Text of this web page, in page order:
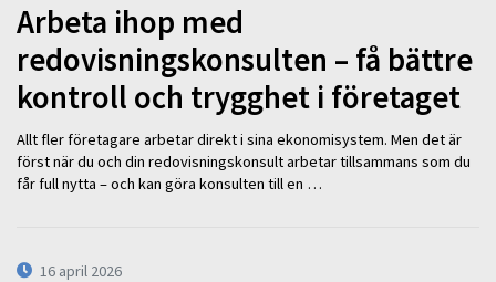
Arbeta ihop med
redovisningskonsulten – få bättre
kontroll och trygghet i företaget
Allt fler företagare arbetar direkt i sina ekonomisystem. Men det är
först när du och din redovisningskonsult arbetar tillsammans som du
får full nytta – och kan göra konsulten till en …
16 april 2026